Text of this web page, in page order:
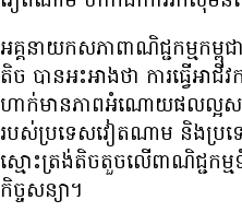
អគ្គនាយក​សភា​ពាណិជ្ជកម្ម​កម្
តិច បាន​អះអាង​ថា ការ​ធ្វើ​អា
ហាក់​មាន​ភាព​អំណោយ​ផល​ល្អ​សម្
របស់​ប្រទេស​វៀតណាម និង​ប្រ
ស្មោះត្រង់​តិចតួច​លើ​ពាណិជ្ជក
កិច្ច​សន្យា។